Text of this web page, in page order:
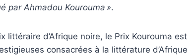
par Ahmadou Kourouma ».
littéraire d’Afrique noire, le Prix Kourouma est
consacrées à la littérature